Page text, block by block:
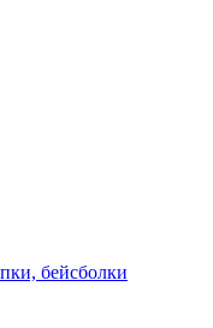
бейсболки